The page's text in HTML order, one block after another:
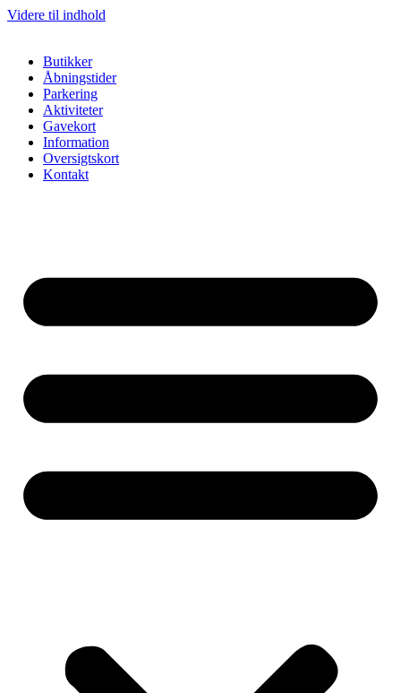
Videre til indhold
Butikker
Åbningstider
Parkering
Aktiviteter
Gavekort
Information
Oversigtskort
Kontakt